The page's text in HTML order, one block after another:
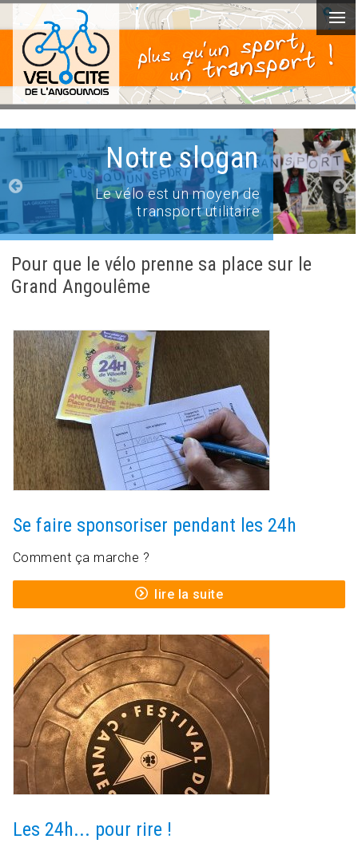
Les équipements de
sécurité
Les accessoires
indispensables au cycliste
Pour que le vélo prenne sa place sur le
Grand Angoulême
Se faire sponsoriser pendant les 24h
Comment ça marche ?
lire la suite
Les 24h... pour rire !